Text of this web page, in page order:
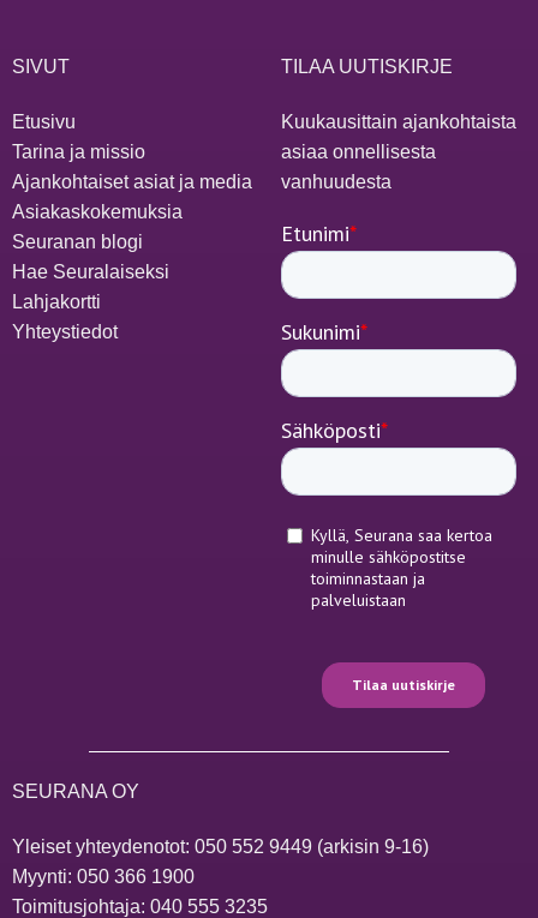
SIVUT
Etusivu
Tarina ja missio
Ajankohtaiset asiat ja media
Asiakaskokemuksia
Seuranan blogi
Hae Seuralaiseksi
Lahjakortti
Yhteystiedot
TILAA UUTISKIRJE
Kuukausittain ajankohtaista
asiaa onnellisesta
vanhuudesta
SEURANA OY
Yleiset yhteydenotot: 050 552 9449(arkisin 9-16)
Myynti: 050 366 1900
Toimitusjohtaja: 040 555 3235